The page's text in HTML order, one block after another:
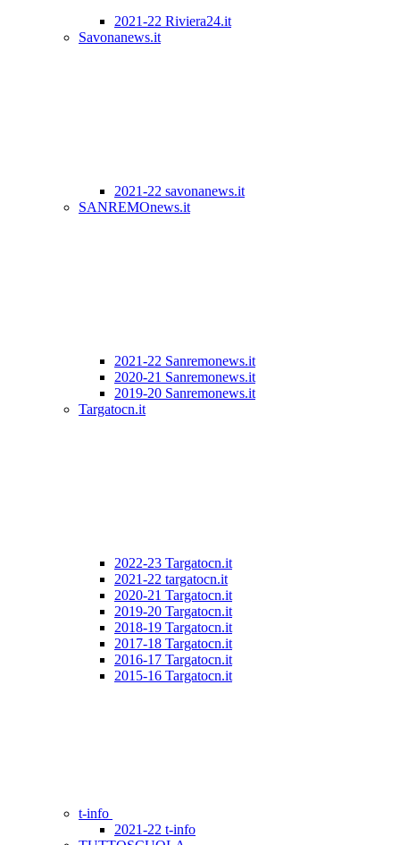
2021-22 Riviera24.it
Savonanews.it
2021-22 savonanews.it
SANREMOnews.it
2021-22 Sanremonews.it
2020-21 Sanremonews.it
2019-20 Sanremonews.it
Targatocn.it
2022-23 Targatocn.it
2021-22 targatocn.it
2020-21 Targatocn.it
2019-20 Targatocn.it
2018-19 Targatocn.it
2017-18 Targatocn.it
2016-17 Targatocn.it
2015-16 Targatocn.it
t-info
2021-22 t-info